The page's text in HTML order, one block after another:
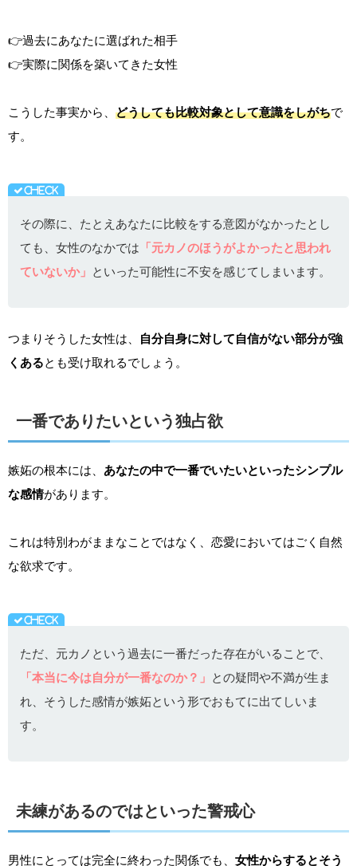
👉過去にあなたに選ばれた相手
👉実際に関係を築いてきた女性
こうした事実から、 どうしても比較対象として意識をしがちで
す。
その際に、たとえあなたに比較をする意図がなかったとし
ても、女性のなかでは 「元カノのほうがよかったと思われ
ていないか」 といった可能性に不安を感じてしまいます。
つまりそうした女性は、
自分自身に対して自信がない部分が強
くあるとも受け取れるでしょう。
一番でありたいという独占欲
嫉妬の根本には、 あなたの中で一番でいたいといったシンプル
な感情があります。
これは特別わがままなことではなく、恋愛においてはごく自然
な欲求です。
ただ、元カノという過去に一番だった存在がいることで、
「本当に今は自分が一番なのか？」 との疑問や不満が生ま
れ、そうした感情が嫉妬という形でおもてに出てしいま
す。
未練があるのではといった警戒心
男性にとっては完全に終わった関係でも、 女性からするとそう